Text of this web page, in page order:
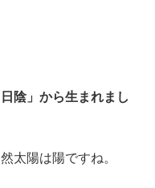
陰」から生まれまし
太陽は陽ですね。